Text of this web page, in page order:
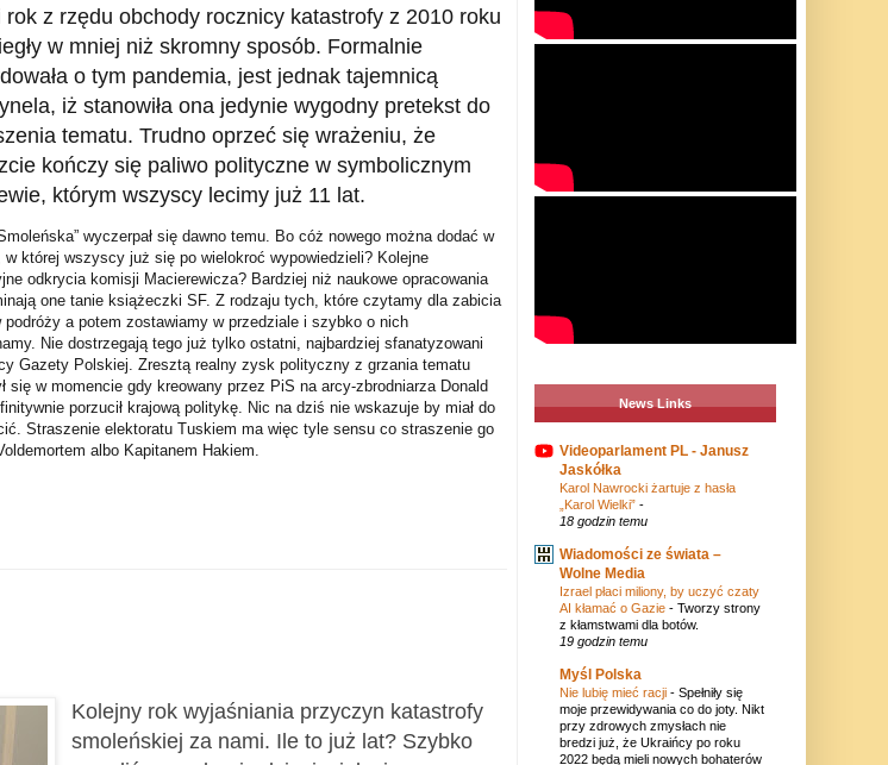
rok z rzędu obchody rocznicy katastrofy z 2010 roku
w mniej niż skromny sposób. Formalnie
o tym pandemia, jest jednak tajemnicą
iż stanowiła ona jedynie wygodny pretekst do
tematu. Trudno oprzeć się wrażeniu, że
kończy się paliwo polityczne w symbolicznym
którym wszyscy lecimy już 11 lat.
wyczerpał się dawno temu. Bo cóż nowego można dodać w
w której wszyscy już się po wielokroć wypowiedzieli? Kolejne
odkrycia komisji Macierewicza? Bardziej niż naukowe opracowania
one tanie książeczki SF. Z rodzaju tych, które czytamy dla zabicia
podróży a potem zostawiamy w przedziale i szybko o nich
Nie dostrzegają tego już tylko ostatni, najbardziej sfanatyzowani
Gazety Polskiej. Zresztą realny zysk polityczny z grzania tematu
się w momencie gdy kreowany przez PiS na arcy-zbrodniarza Donald
porzucił krajową politykę. Nic na dziś nie wskazuje by miał do
Straszenie elektoratu Tuskiem ma więc tyle sensu co straszenie go
albo Kapitanem Hakiem.
Kolejny rok wyjaśniania przyczyn katastrofy
smoleńskiej za nami. Ile to już lat? Szybko
News Links
Videoparlament PL - Janusz
Jaskółka
Karol Nawrocki żartuje z hasła
„Karol Wielki” -
18 godzin temu
Wiadomości ze świata –
Wolne Media
Izrael płaci miliony, by uczyć czaty
AI kłamać o Gazie - Tworzy strony
z kłamstwami dla botów.
19 godzin temu
Myśl Polska
Nie lubię mieć racji - Spełniły się
moje przewidywania co do joty. Nikt
przy zdrowych zmysłach nie
bredzi już, że Ukraińcy po roku
2022 będą mieli nowych bohaterów